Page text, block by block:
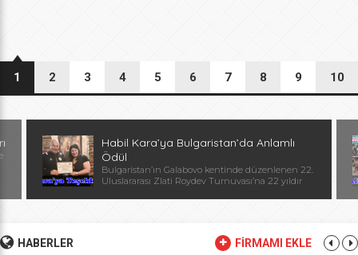
1 2 3 4 5 6 7 8 9 10
Habil Kara’ya Bulgaristan’da Anlamlı
Ödül
Bulgaristan’ın Galabovo kentinde düzenlenen 22.
Uluslararası Zlati Roydev Turnuvası’na 22 yıldır
Federasyonu Başkanı, Avrupa ve Dünya
Şampiyonu, olimpiyat ikincisi Stanka Zlateva
HABERLER FİRMAMI EKLE